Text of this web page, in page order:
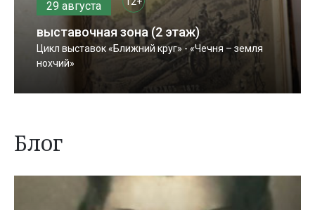
29 августа
выставочная зона (2 этаж)
Цикл выставок «Ближний круг» - «Чечня – земля
нохчий»
Блог